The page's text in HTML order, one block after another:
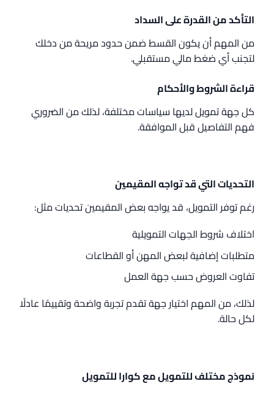
التأكد من القدرة على السداد
من المهم أن يكون القسط ضمن حدود مريحة من دخلك
لتجنب أي ضغط مالي مستقبلي.
قراءة الشروط والأحكام
كل جهة تمويل لديها سياسات مختلفة، لذلك من الضروري
فهم التفاصيل قبل الموافقة.
التحديات التي قد تواجه المقيمين
رغم توفر التمويل، قد يواجه بعض المقيمين تحديات مثل:
اختلاف شروط الجهات التمويلية
متطلبات إضافية لبعض المهن أو القطاعات
تفاوت العروض حسب جهة العمل
لذلك، من المهم اختيار جهة تقدم تجربة واضحة وتقييمًا عادلًا
لكل حالة.
نموذج مختلف للتمويل مع كوارا للتمويل